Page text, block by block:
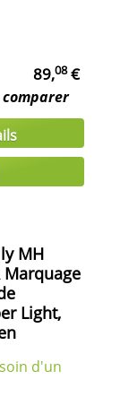
89,08€
MH
Light,
d'un